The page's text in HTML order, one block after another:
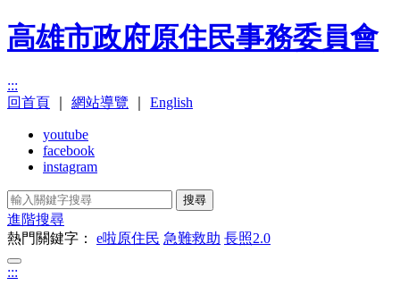
高雄市政府原住民事務委員會
:::
回首頁
網站導覽 English
youtube
facebook
instagram
搜尋
進階搜尋
熱門關鍵字： e啦原住民 急難救助 長照2.0
:::